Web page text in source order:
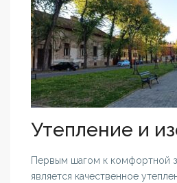
Утепление и
Первым шагом к комфортной
является качественное